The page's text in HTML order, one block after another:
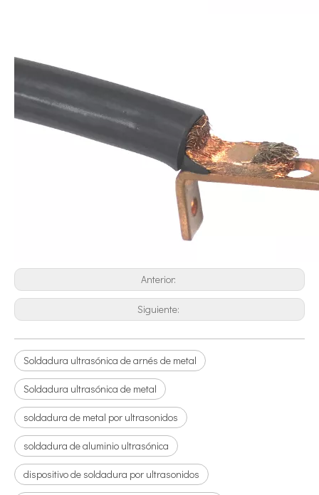
Actualmente, la investigación sobre la extracción de antioxidantes y
Ventajas de la soldadura ultrasónica de paneles de puertas de automóviles
¿Cuál es el principio y la teoría de la máquina de soldadura de
Anterior:
Siguiente:
Soldadura ultrasónica de arnés de metal
Soldadura ultrasónica de metal
soldadura de metal por ultrasonidos
soldadura de aluminio ultrasónica
dispositivo de soldadura por ultrasonidos